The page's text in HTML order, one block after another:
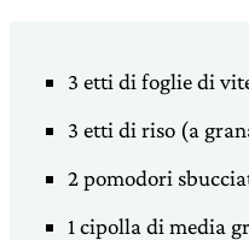
3 etti di foglie di
3 etti di riso (a
2 pomodori
1 cipolla di media